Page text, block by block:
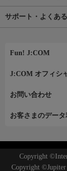
サポート・よくあ
Fun! J:COM
J:COM オフィシ
お問い合わせ
お客さまのデー
Copyright
Copyright ©Jupiter